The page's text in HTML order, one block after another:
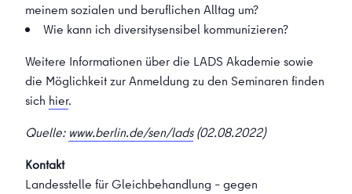
meinem sozialen und beruflichen Alltag um?
Wie kann ich diversitysensibel kommunizieren?
Weitere Informationen über die LADS Akademie sowie
die Möglichkeit zur Anmeldung zu den Seminaren finden
sich hier.
Quelle: www.berlin.de/sen/lads(02.08.2022)
Kontakt
Landesstelle für Gleichbehandlung – gegen